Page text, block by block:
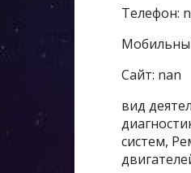
Телефон:
Сайт: nan
вид
систем,